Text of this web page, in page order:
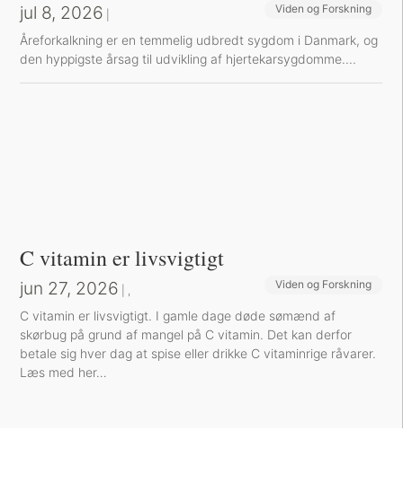
jul 8, 2026 Viden og Forskning
Å​reforkalkning er en temmelig udbredt sygdom i Danmark, og
den hyppigste årsag til udvikling af hjertekarsygdomme....
C vitamin er livsvigtigt
jun 27, 2026 Sund inspiration
Viden og Forskning
C vitamin er livsvigtigt. I gamle dage døde sømænd af
skørbug på grund af mangel på C vitamin. Det kan derfor
betale sig hver dag at spise eller drikke C vitaminrige råvarer.
Læs med her…